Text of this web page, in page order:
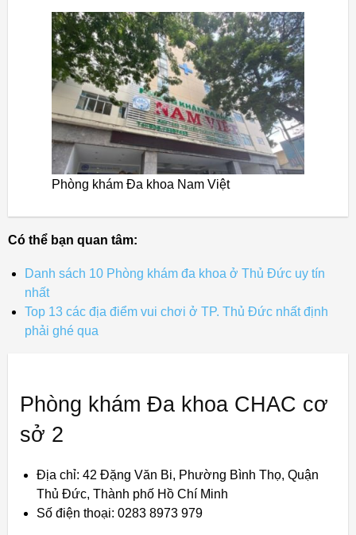
Phòng khám Đa khoa Nam Việt
Có thể bạn quan tâm:
Danh sách 10 Phòng khám đa khoa ở Thủ Đức uy tín
nhất
Top 13 các địa điểm vui chơi ở TP. Thủ Đức nhất định
phải ghé qua
Phòng khám Đa khoa CHAC cơ
sở 2
‍Địa chỉ: 42 Đặng Văn Bi, Phường Bình Thọ, Quận
Thủ Đức, Thành phố Hồ Chí Minh
Số điện thoại: 0283 8973 979